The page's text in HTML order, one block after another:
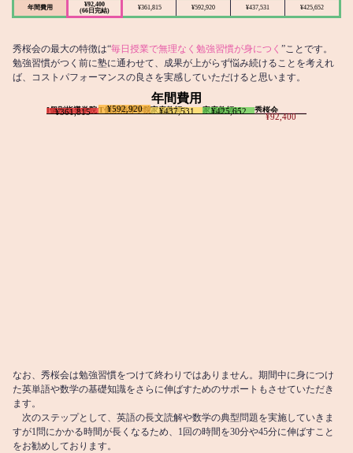
年間費用
¥92,400
(66日完結)
¥361,815 ¥592,920 ¥437,531 ¥425,652
秀桜会の最大の特徴は“毎日授業で無理なく勉強習慣が身につく ”ことです。
勉強習慣がつく前に塾に通わせて、成果が上がらず悩み続けることを考えれ
ば、コストパフォーマンスの良さを実感していただけると思います。
年間費用
I個別指導学院
¥361,815 T個別指導学院
¥592,920 家庭教師T
¥437,531 家庭教師M
¥425,652 秀桜会
¥92,400
なお、秀桜会は勉強習慣をつけて終わりではありません。期間中に身につけ
た英単語や数学の基礎知識をさらに伸ばすためのサポートもさせていただき
ます。
次のステップとして、英語の長文読解や数学の典型問題を実施していきま
すが1問にかかる時間が長くなるため、1回の時間を30分や45分に伸ばすこと
をお勧めしております。